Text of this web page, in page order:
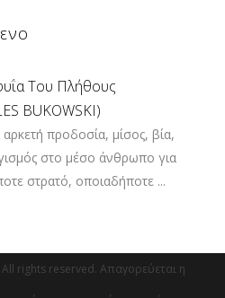
Του Πλήθους
BUKOWSKI)
αρκετή προδοσία, μίσος, βία,
στο μέσο άνθρωπο για
στρατό, οποιαδήποτε ...
All rights reserved. Απαγορεύεται η